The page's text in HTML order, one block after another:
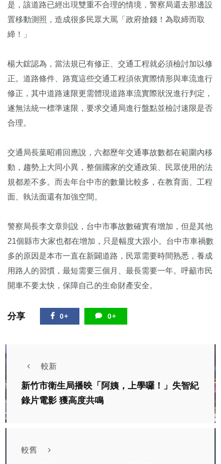
是，該道路已經出現雙重不合理的情境，警察局還去那邊設
置移動測照，造成很多民眾大罵「政府搶錢！為取締而取
締！」
楊大鋐認為，當法規已有修正、交通工程就必須檢討加以修
正。道路條件、路寬這些交通工程須依實際情形與車流進行
修正，其中道路速限更需體現道路車流實際狀況進行判定，
遂無法統一標準速限，要求交通局進行盤點並檢討速限是否
合理。
交通局長葉昭甫回應說，六都歷年交通事故數都在範圍內移
動，趨勢上大同小異，整個國家的交通政策、民眾使用的法
規都差不多。而去年台中市的數量比較多，在教育面、工程
面、執法面還有加強空間。
警察局長李文章則說，台中市事故數確實有增加，但是其他
21個縣市大家也都在增加，只是幅度大跟小。台中市車禍數
多的原因是本市一直在新闢道路，民眾需要時間熟悉，養成
用路人的習慣，最短需要三個月、最長需要一年。呼籲市民
開車不要太快，保障自己的生命財產安全。
分享 0+ 0+
較新
新竹市衛生局播映「阿姨，上學囉！」失智紀
錄片電影 獲高度共鳴
較舊